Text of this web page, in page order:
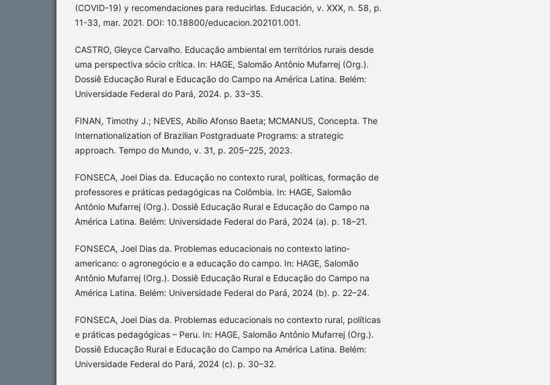
(COVID-19) y recomendaciones para reducirlas. Educación, v. XXX, n. 58, p.
11-33, mar. 2021. DOI: 10.18800/educacion.202101.001.
CASTRO, Gleyce Carvalho. Educação ambiental em territórios rurais desde
uma perspectiva sócio crítica. In: HAGE, Salomão Antônio Mufarrej (Org.).
Dossiê Educação Rural e Educação do Campo na América Latina. Belém:
Universidade Federal do Pará, 2024. p. 33–35.
FINAN, Timothy J.; NEVES, Abílio Afonso Baeta; MCMANUS, Concepta. The
Internationalization of Brazilian Postgraduate Programs: a strategic
approach. Tempo do Mundo, v. 31, p. 205–225, 2023.
FONSECA, Joel Dias da. Educação no contexto rural, políticas, formação de
professores e práticas pedagógicas na Colômbia. In: HAGE, Salomão
Antônio Mufarrej (Org.). Dossiê Educação Rural e Educação do Campo na
América Latina. Belém: Universidade Federal do Pará, 2024 (a). p. 18–21.
FONSECA, Joel Dias da. Problemas educacionais no contexto latino-
americano: o agronegócio e a educação do campo. In: HAGE, Salomão
Antônio Mufarrej (Org.). Dossiê Educação Rural e Educação do Campo na
América Latina. Belém: Universidade Federal do Pará, 2024 (b). p. 22–24.
FONSECA, Joel Dias da. Problemas educacionais no contexto rural, políticas
e práticas pedagógicas – Peru. In: HAGE, Salomão Antônio Mufarrej (Org.).
Dossiê Educação Rural e Educação do Campo na América Latina. Belém:
Universidade Federal do Pará, 2024 (c). p. 30–32.